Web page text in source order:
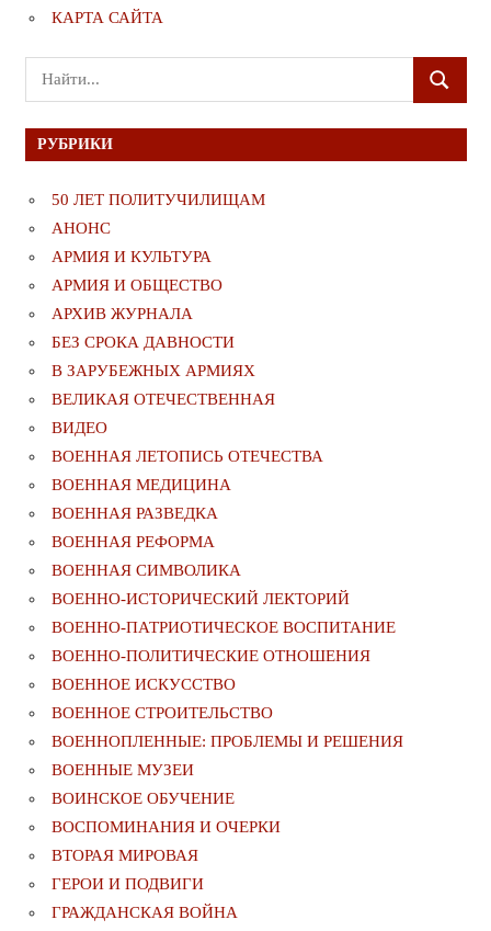
КАРТА САЙТА
Поиск
для:
ПОИСК
РУБРИКИ
50 ЛЕТ ПОЛИТУЧИЛИЩАМ
АНОНС
АРМИЯ И КУЛЬТУРА
АРМИЯ И ОБЩЕСТВО
АРХИВ ЖУРНАЛА
БЕЗ СРОКА ДАВНОСТИ
В ЗАРУБЕЖНЫХ АРМИЯХ
ВЕЛИКАЯ ОТЕЧЕСТВЕННАЯ
ВИДЕО
ВОЕННАЯ ЛЕТОПИСЬ ОТЕЧЕСТВА
ВОЕННАЯ МЕДИЦИНА
ВОЕННАЯ РАЗВЕДКА
ВОЕННАЯ РЕФОРМА
ВОЕННАЯ СИМВОЛИКА
ВОЕННО-ИСТОРИЧЕСКИЙ ЛЕКТОРИЙ
ВОЕННО-ПАТРИОТИЧЕСКОЕ ВОСПИТАНИЕ
ВОЕННО-ПОЛИТИЧЕСКИE ОТНОШЕНИЯ
ВОЕННОЕ ИСКУССТВО
ВОЕННОЕ СТРОИТЕЛЬСТВО
ВОЕННОПЛЕННЫЕ: ПРОБЛЕМЫ И РЕШЕНИЯ
ВОЕННЫЕ МУЗЕИ
ВОИНСКОЕ ОБУЧЕНИЕ
ВОСПОМИНАНИЯ И ОЧЕРКИ
ВТОРАЯ МИРОВАЯ
ГЕРОИ И ПОДВИГИ
ГРАЖДАНСКАЯ ВОЙНА